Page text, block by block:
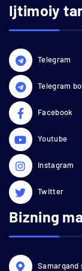
Ijtimoiy
Telegram
Telegram
Facebook
Youtube
Instagram
Twitter
Bizning
Samarqand